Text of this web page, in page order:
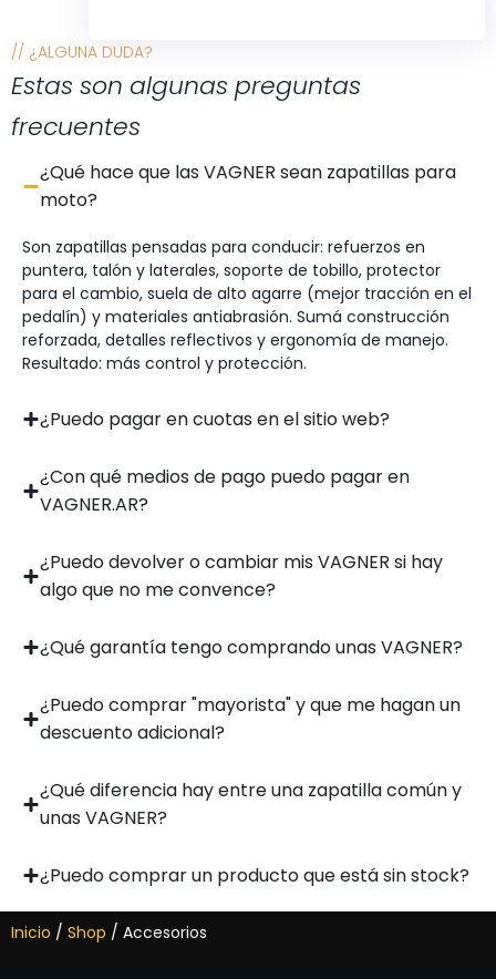
// ¿ALGUNA DUDA?
Estas son algunas preguntas
frecuentes
¿Qué hace que las VAGNER sean zapatillas para
moto?
Son zapatillas pensadas para conducir: refuerzos en
puntera, talón y laterales, soporte de tobillo, protector
para el cambio, suela de alto agarre (mejor tracción en el
pedalín) y materiales antiabrasión. Sumá construcción
reforzada, detalles reflectivos y ergonomía de manejo.
Resultado: más control y protección.
¿Puedo pagar en cuotas en el sitio web?
¿Con qué medios de pago puedo pagar en
VAGNER.AR?
¿Puedo devolver o cambiar mis VAGNER si hay
algo que no me convence?
¿Qué garantía tengo comprando unas VAGNER?
¿Puedo comprar "mayorista" y que me hagan un
descuento adicional?
¿Qué diferencia hay entre una zapatilla común y
unas VAGNER?
¿Puedo comprar un producto que está sin stock?
Inicio / Shop / Accesorios